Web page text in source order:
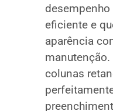
eficiente e
aparência
colunas